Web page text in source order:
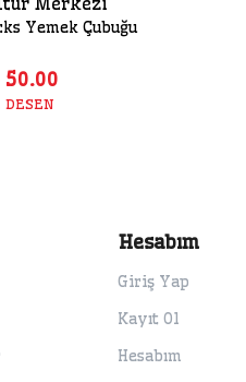
Yemek Çubuğu
50.00
DESEN
Hesabım
Giriş Yap
Kayıt Ol
Hesabım